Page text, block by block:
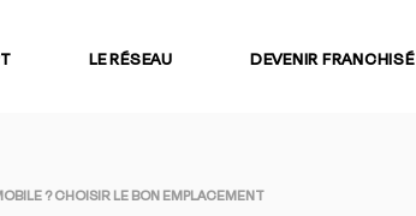
LE RÉSEAU DEVENIR FRANCHISÉ
? CHOISIR LE BON EMPLACEMENT